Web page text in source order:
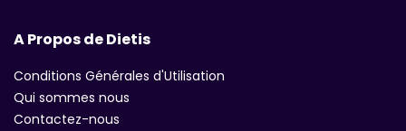
A Propos de Dietis
Conditions Générales d'Utilisation
Qui sommes nous
Contactez-nous